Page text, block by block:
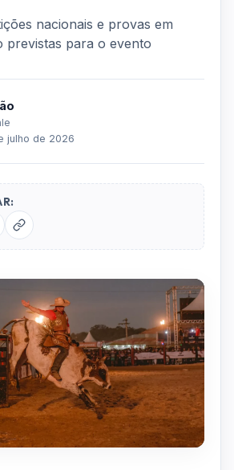
nacionais e provas em
previstas para o evento
julho de 2026